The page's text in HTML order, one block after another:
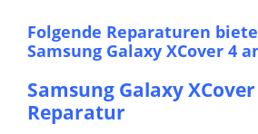
Folgende Reparaturen
Samsung Galaxy XCover 4
Samsung Galaxy
Reparatur